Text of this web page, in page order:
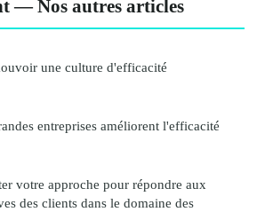
— Nos autres articles
une culture d'efficacité
entreprises améliorent l'efficacité
votre approche pour répondre aux
des clients dans le domaine des